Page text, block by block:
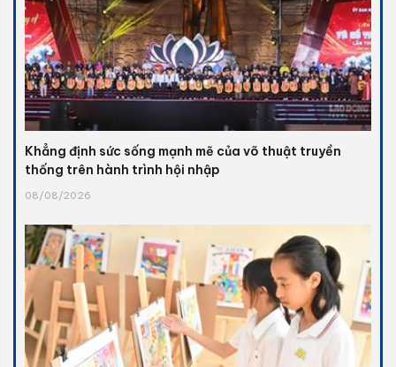
Khẳng định sức sống mạnh mẽ của võ thuật truyền
thống trên hành trình hội nhập
08/08/2026